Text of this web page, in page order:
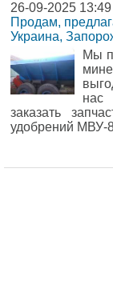
26-09-2025 13:49
Продам,
Украина,
Мы
нас
заказать
удобрений МВУ-